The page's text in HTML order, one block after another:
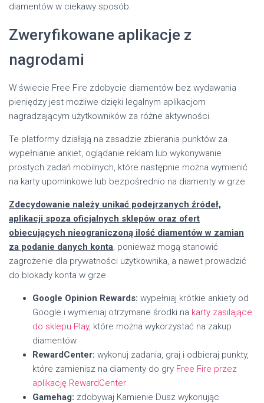
diamentów w ciekawy sposób.
Zweryfikowane aplikacje z
nagrodami
W świecie Free Fire zdobycie diamentów bez wydawania
pieniędzy jest możliwe dzięki legalnym aplikacjom
nagradzającym użytkowników za różne aktywności.
Te platformy działają na zasadzie zbierania punktów za
wypełnianie ankiet, oglądanie reklam lub wykonywanie
prostych zadań mobilnych, które następnie można wymienić
na karty upominkowe lub bezpośrednio na diamenty w grze.
Zdecydowanie należy unikać podejrzanych źródeł,
aplikacji spoza oficjalnych sklepów oraz ofert
obiecujących nieograniczoną ilość diamentów w zamian
za podanie danych konta, ponieważ mogą stanowić
zagrożenie dla prywatności użytkownika, a nawet prowadzić
do blokady konta w grze
Google Opinion Rewards: wypełniaj krótkie ankiety od
Google i wymieniaj otrzymane środki na karty zasilające
do sklepu Play, które można wykorzystać na zakup
diamentów
RewardCenter: wykonuj zadania, graj i odbieraj punkty,
które zamienisz na diamenty do gry Free Fire przez
aplikację RewardCenter
Gamehag: zdobywaj Kamienie Dusz wykonując